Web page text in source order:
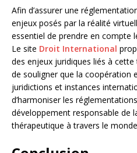
Afin d’assurer une
enjeux posés par la réalité
essentiel de prendre en compte
Le site Droit International
des enjeux juridiques liés à
de souligner que la coopération
juridictions et instances
d’harmoniser les
développement responsable de
thérapeutique à travers le